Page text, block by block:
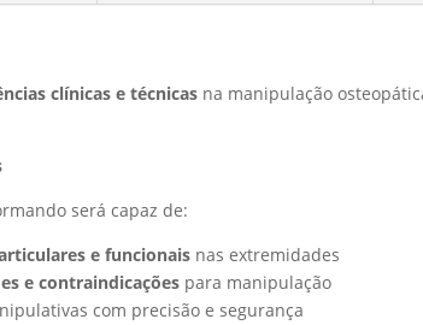
clínicas e técnicas na manipulação
será capaz de:
e funcionais nas extremidades
e contraindicações para manipulação
com precisão e segurança